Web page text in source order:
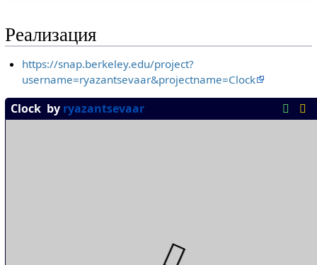
Реализация
https://snap.berkeley.edu/project?
username=ryazantsevaar&projectname=Clock